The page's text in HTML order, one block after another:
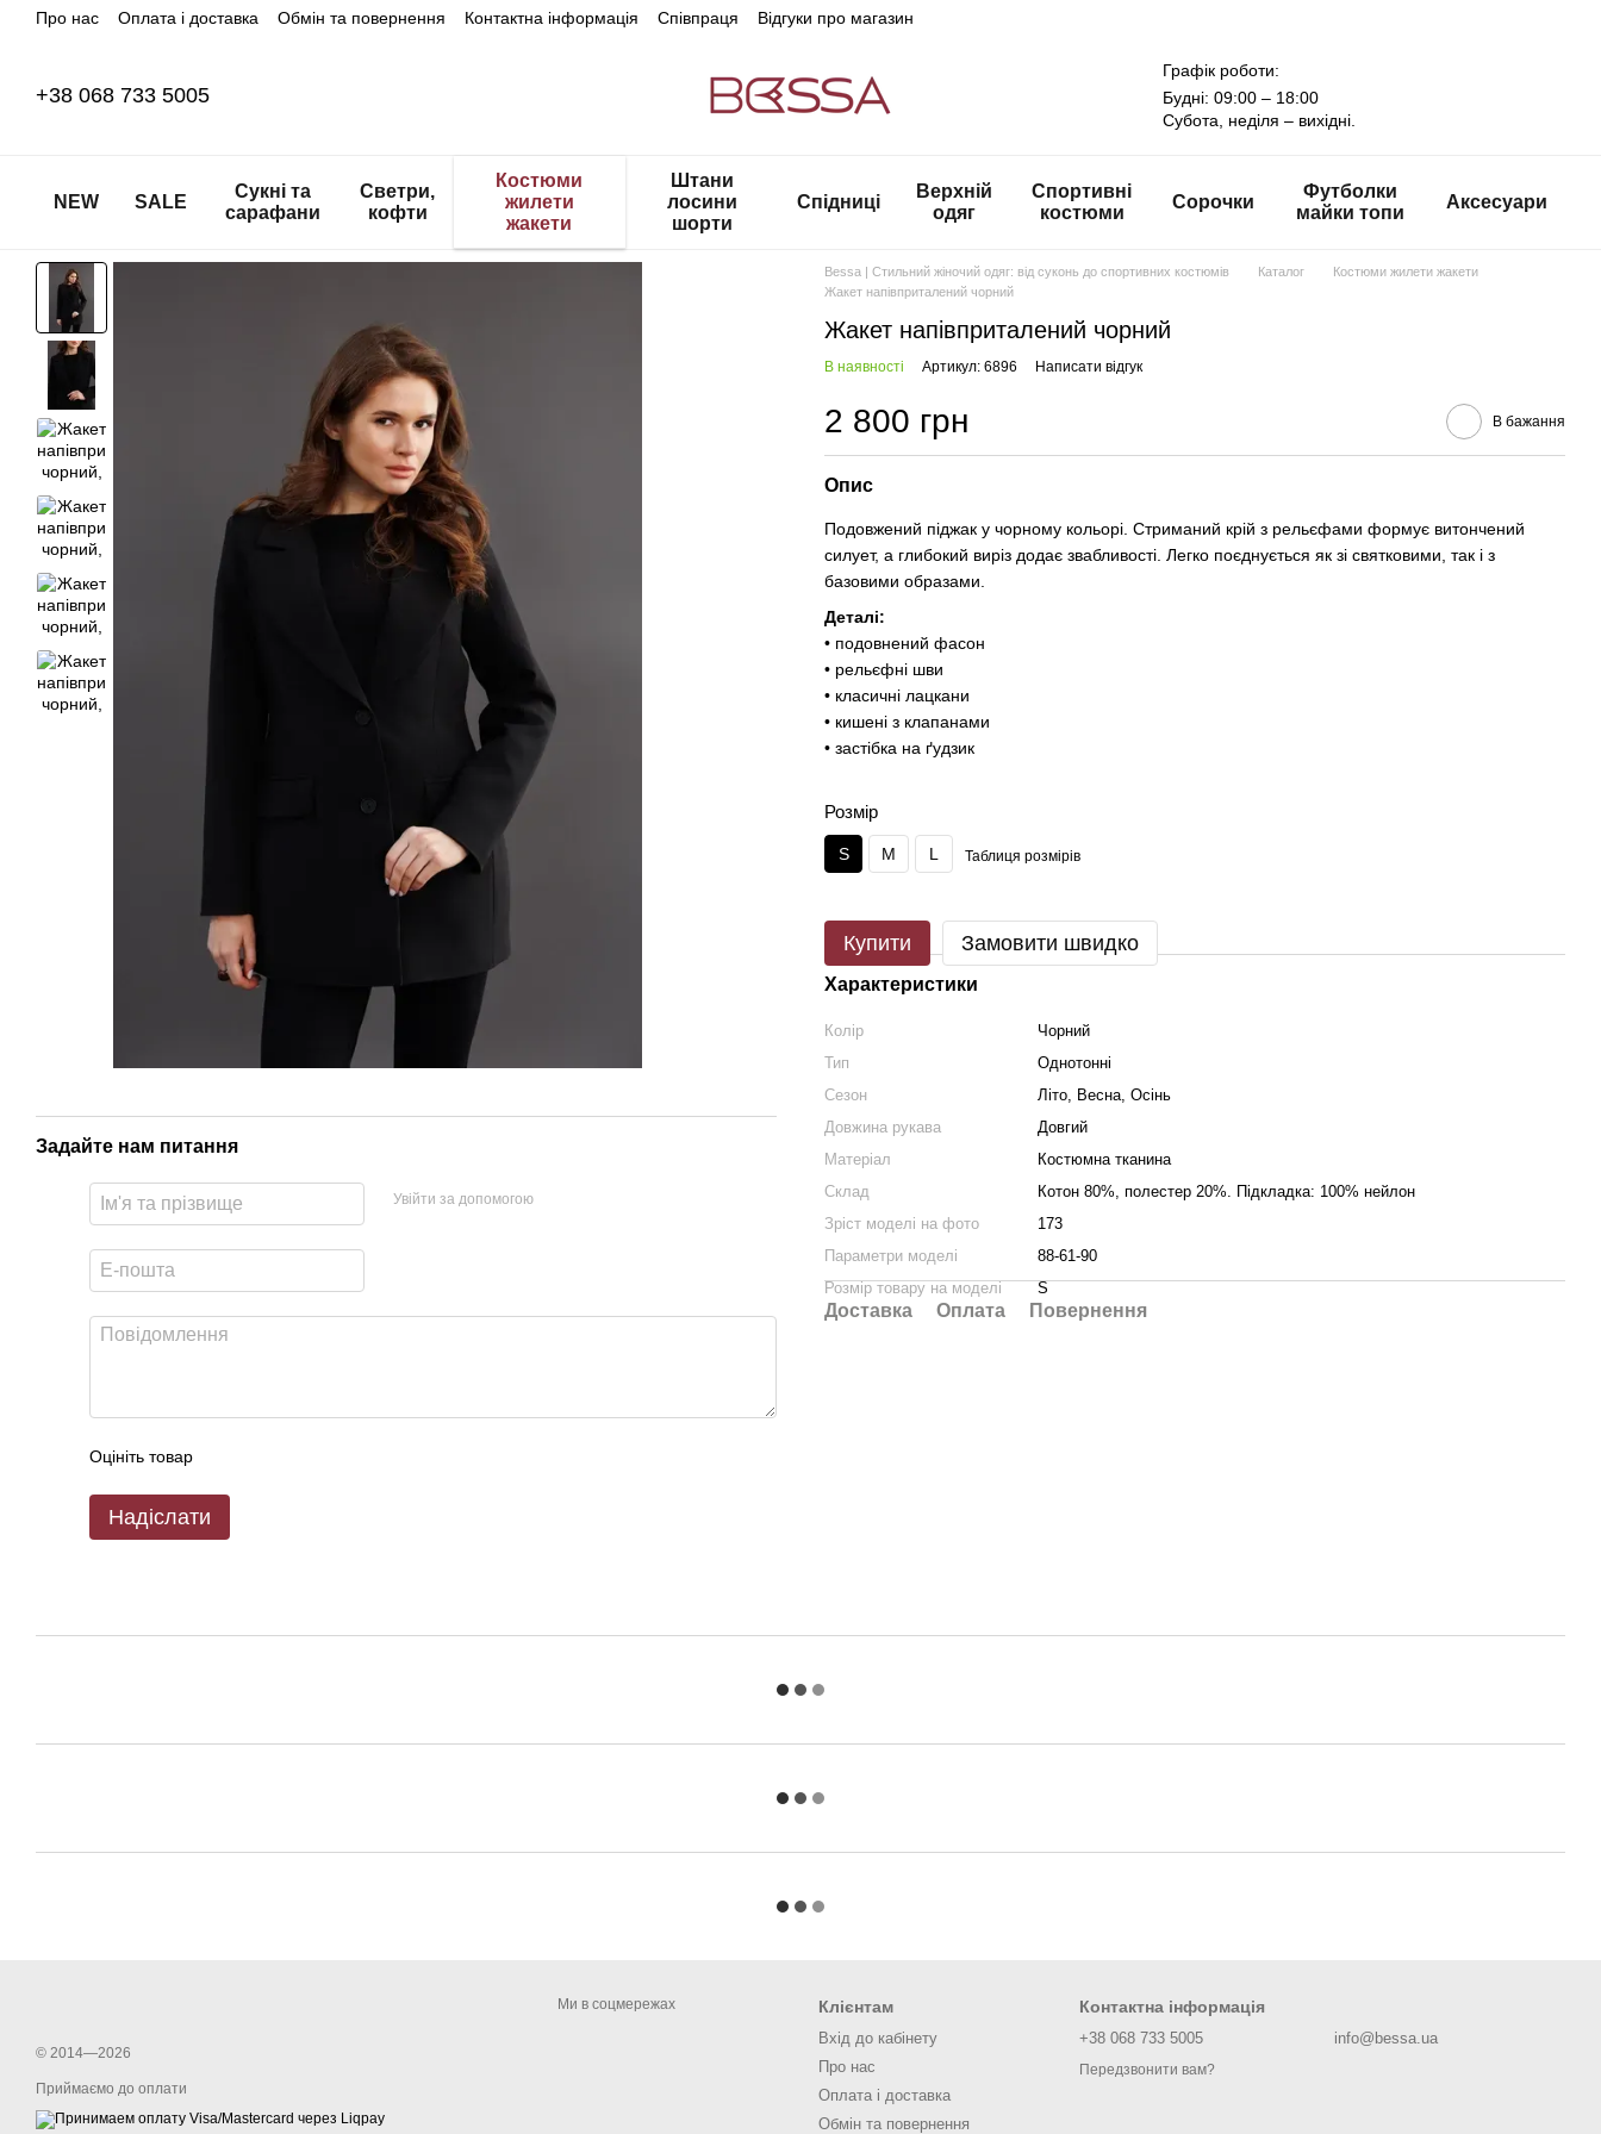
Перейти до основного контенту
Про нас Оплата і доставка Обмін та повернення Контактна інформація Співпраця Відгуки про магазин
+38 068 733 5005
Графік роботи:
Будні: 09:00 – 18:00
Субота, неділя – вихідні.
NEW SALE
Сукні та
сарафани
Светри,
кофти
Костюми
жилети
жакети
Штани
лосини
шорти
Спідниці
Верхній
одяг
Спортивні
костюми
Сорочки
Футболки
майки топи
Аксесуари
Задайте нам питання
Увійти за допомогою
Оцініть товар
Надіслати
Bessa | Стильний жіночий одяг: від суконь до спортивних костюмів Каталог
Костюми жилети жакети
Жакет напівприталений чорний
Жакет напівприталений чорний
В наявності Артикул: 6896 Написати відгук
2 800 грн В бажання
Опис
Подовжений піджак у чорному кольорі. Стриманий крій з рельєфами формує витончений
силует, а глибокий виріз додає звабливості. Легко поєднується як зі святковими, так і з
базовими образами.
Деталі:
• подовнений фасон
• рельєфні шви
• класичні лацкани
• кишені з клапанами
• застібка на ґудзик
Розмір
S M L Таблиця розмірів
Купити Замовити швидко
Характеристики
Колір
Чорний
Тип
Однотонні
Сезон
Літо, Весна, Осінь
Довжина рукава
Довгий
Матеріал
Костюмна тканина
Склад
Котон 80%, полестер 20%. Підкладка: 100% нейлон
Зріст моделі на фото
173
Параметри моделі
88-61-90
Розмір товару на моделі
S
Доставка Оплата Повернення
© 2014—2026
Приймаємо до оплати
Ми в соцмережах Клієнтам
Вхід до кабінету
Про нас
Оплата і доставка
Обмін та повернення
Контактна інформація
+38 068 733 5005
Передзвонити вам?
info@bessa.ua